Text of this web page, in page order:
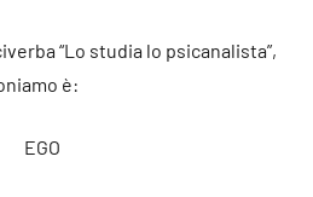
“Lo studia lo psicanalista”,
è:
EGO